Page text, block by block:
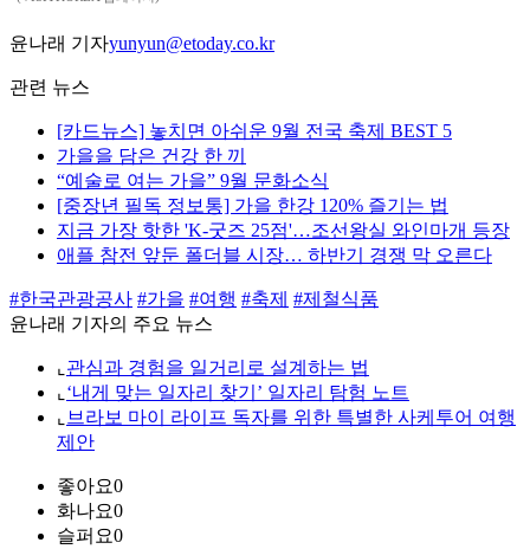
윤나래 기자yunyun@etoday.co.kr
관련 뉴스
[카드뉴스] 놓치면 아쉬운 9월 전국 축제 BEST 5
가을을 담은 건강 한 끼
“예술로 여는 가을” 9월 문화소식
[중장년 필독 정보통] 가을 한강 120% 즐기는 법
지금 가장 핫한 'K-굿즈 25점'…조선왕실 와인마개 등장
애플 참전 앞둔 폴더블 시장… 하반기 경쟁 막 오른다
#한국관광공사 #가을 #여행 #축제 #제철식품
윤나래 기자의 주요 뉴스
⌞ 관심과 경험을 일거리로 설계하는 법
⌞ ‘내게 맞는 일자리 찾기’ 일자리 탐험 노트
⌞ 브라보 마이 라이프 독자를 위한 특별한 사케투어 여행
제안
좋아요0
화나요0
슬퍼요0